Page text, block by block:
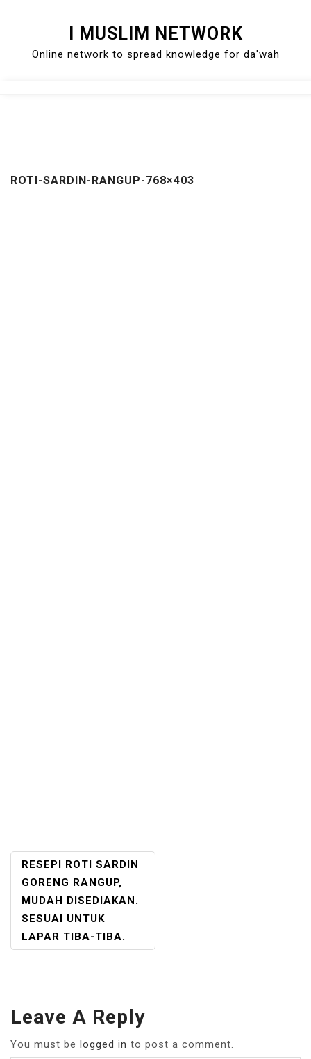
content
I MUSLIM NETWORK
Online network to spread knowledge for da'wah
ROTI-SARDIN-RANGUP-768×403
POST
NAVIGATION
RESEPI ROTI SARDIN
GORENG RANGUP,
MUDAH DISEDIAKAN.
SESUAI UNTUK
LAPAR TIBA-TIBA.
Leave A Reply
You must be logged in to post a comment.